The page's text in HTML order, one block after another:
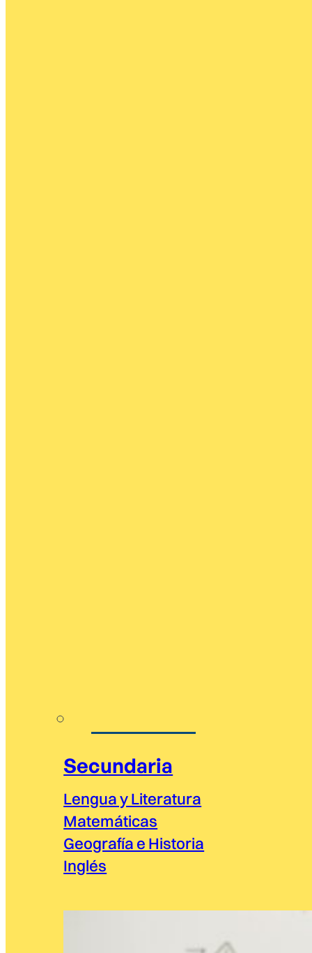
Secundaria
Lengua y Literatura
Matemáticas
Geografía e Historia
Inglés